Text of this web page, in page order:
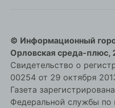
© Информационный
Орловская cреда-плюс,
Свидетельство о
00254 от 29 октября
Газета
Федеральной службы по